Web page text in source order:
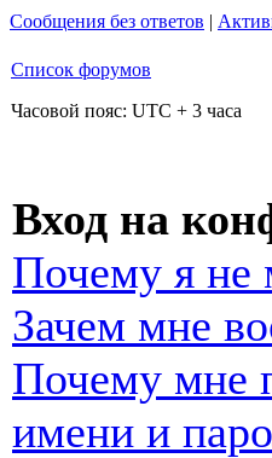
Сообщения без ответов |
Список форумов
Часовой пояс: UTC + 3 часа
Вход на
Почему я не
Зачем мне
Почему мне
имени и